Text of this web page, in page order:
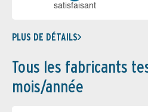
sa­tis­fai­sant
PLUS DE DÉTAILS
Tous les fabricants
mois/année